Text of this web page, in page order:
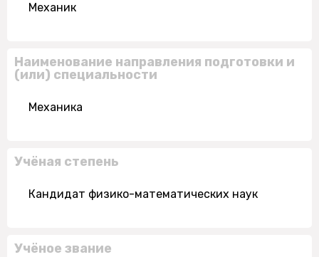
Механик
Наименование направления подготовки и
(или) специальности
Механика
Учёная степень
Кандидат физико-математических наук
Учёное звание